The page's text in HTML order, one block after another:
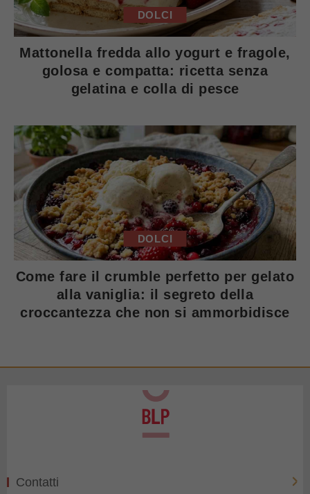
DOLCI
Mattonella fredda allo yogurt e fragole,
golosa e compatta: ricetta senza
gelatina e colla di pesce
DOLCI
Come fare il crumble perfetto per gelato
alla vaniglia: il segreto della
croccantezza che non si ammorbidisce
Contatti